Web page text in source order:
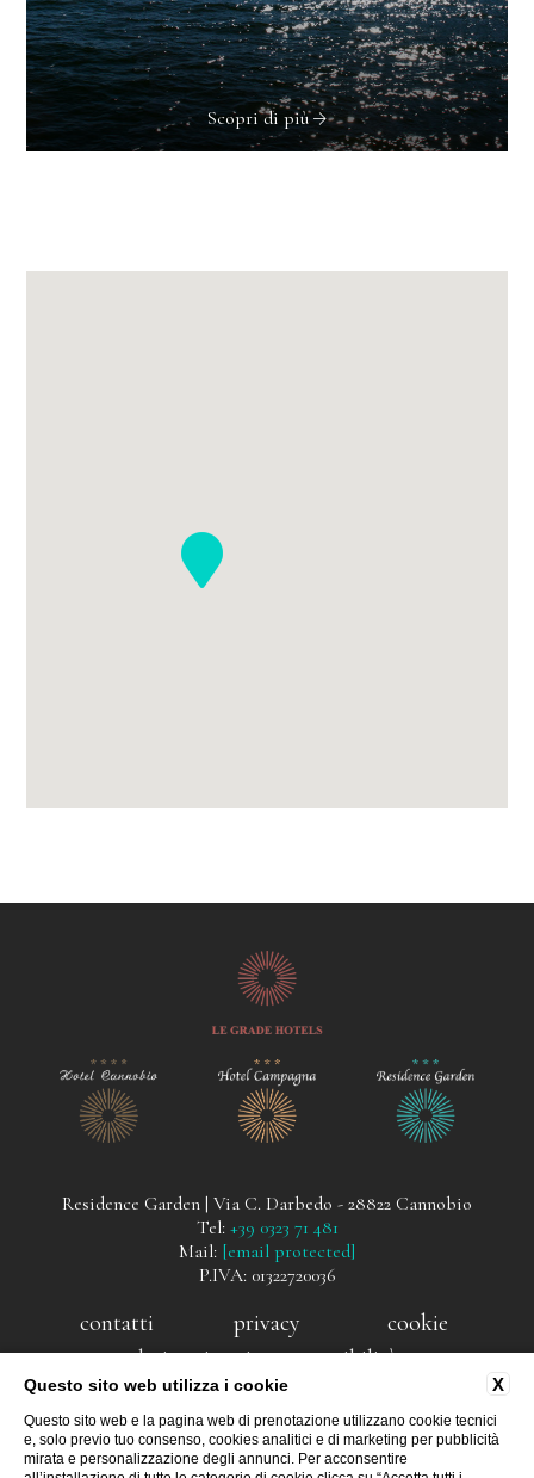
Scopri di più
Residence Garden | Via C. Darbedo - 28822 Cannobio
Tel: +39 0323 71 481
Mail: [email protected]
P.IVA: 01322720036
contatti privacy
cookie
dati societari
accessibilità
appartamenti vacanze
cannobio
X
Questo sito web utilizza i cookie
Questo sito web e la pagina web di prenotazione utilizzano cookie tecnici
e, solo previo tuo consenso, cookies analitici e di marketing per pubblicità
mirata e personalizzazione degli annunci. Per acconsentire